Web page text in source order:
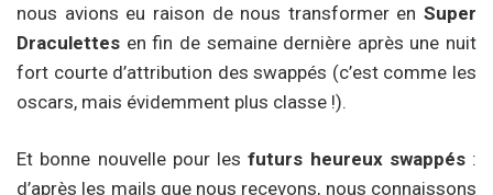
nous avions eu raison de nous transformer en Super
Draculettes en fin de semaine dernière après une nuit
fort courte d’attribution des swappés (c’est comme les
oscars, mais évidemment plus classe !).
Et bonne nouvelle pour lesfuturs heureux swappés:
d’après les mails que nous recevons, nous connaissons